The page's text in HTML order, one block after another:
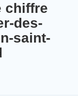
chiffre
des-
saint-